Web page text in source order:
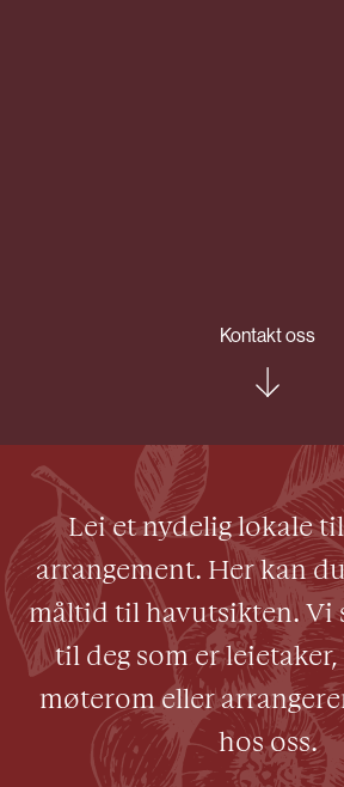
Kontakt oss
Lei et nydelig lokale
arrangement. Her kan
måltid til havutsikten. Vi
til deg som er
møterom eller
hos oss.